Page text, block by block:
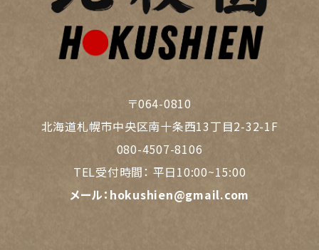
〒064-0810
北海道札幌市中央区南十条西13丁目2-32-1F
080-4507-8106
TEL受付時間： 平日10:00~15:00
メール： hokushien@gmail.com